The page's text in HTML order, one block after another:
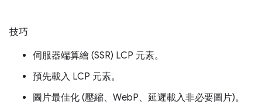
技巧
伺服器端算繪 (SSR) LCP 元素。
預先載入 LCP 元素。
圖片最佳化 (壓縮、WebP、延遲載入非必要圖片)。